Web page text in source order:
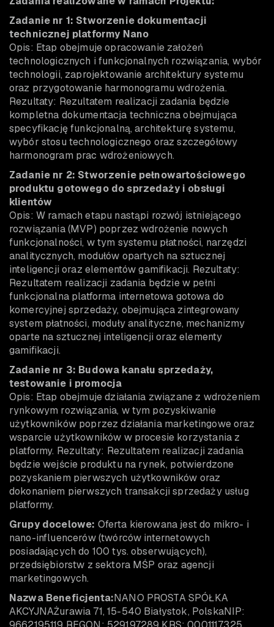
Zadanie nr 1: Stworzenie dokumentacji
technicznej platformy Nano
Opis: Etap obejmuje opracowanie założeń
technologicznych i funkcjonalnych rozwiązania, wybór
technologii, zaprojektowanie architektury systemu
oraz przygotowanie harmonogramu wdrożenia.
Rezultaty: Rezultatem realizacji zadania będzie
kompletna dokumentacja techniczna obejmująca
specyfikację funkcjonalną, architekturę systemu,
wybór stosu technologicznego oraz szczegółowy
harmonogram prac wdrożeniowych.
Zadanie nr 2: Stworzenie pełnowartościowego
produktu gotowego do sprzedaży i obsługi
klientów
Opis: W ramach etapu nastąpi rozwój istniejącego
rozwiązania (MVP) poprzez wdrożenie nowych
funkcjonalności, w tym systemu płatności, narzędzi
analitycznych, modułów opartych na sztucznej
inteligencji oraz elementów gamifikacji. Rezultaty:
Rezultatem realizacji zadania będzie w pełni
funkcjonalna platforma internetowa gotowa do
komercyjnej sprzedaży, obejmująca zintegrowany
system płatności, moduły analityczne, mechanizmy
oparte na sztucznej inteligencji oraz elementy
gamifikacji.
Zadanie nr 3: Budowa kanału sprzedaży,
testowanie i promocja
Opis: Etap obejmuje działania związane z wdrożeniem
rynkowym rozwiązania, w tym pozyskiwanie
użytkowników poprzez działania marketingowe oraz
wsparcie użytkowników w procesie korzystania z
platformy. Rezultaty: Rezultatem realizacji zadania
będzie wejście produktu na rynek, potwierdzone
pozyskaniem pierwszych użytkowników oraz
dokonaniem pierwszych transakcji sprzedaży usług
platformy.
Grupy docelowe: Oferta kierowana jest do mikro- i
nano-influencerów (twórców internetowych
posiadających do 100 tys. obserwujących),
przedsiębiorstw z sektora MŚP oraz agencji
marketingowych.
Nazwa Beneficjenta:NANO PROSTA SPÓŁKA
AKCYJNAŻurawia 71, 15-540 Białystok, PolskaNIP: